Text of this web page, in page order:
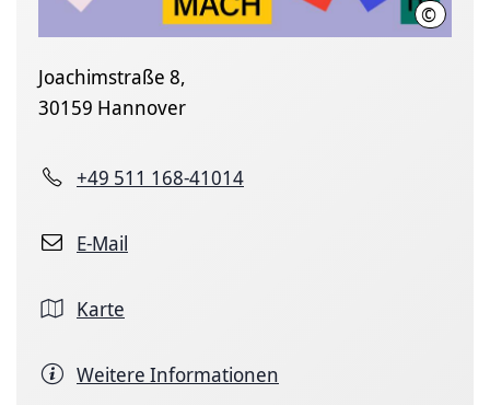
©
Joachimstraße 8,
30159 Hannover
+49 511 168-41014
E-Mail
Karte
Weitere Informationen